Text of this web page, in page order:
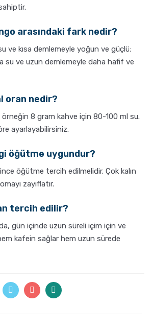
arasındaki fark nedir?
ve kısa demlemeyle yoğun ve güçlü;
su ve uzun demlemeyle daha hafif ve
oran nedir?
örneğin 8 gram kahve için 80-100 ml su.
ayarlayabilirsiniz.
öğütme uygundur?
öğütme tercih edilmelidir. Çok kalın
zayıflatır.
tercih edilir?
gün içinde uzun süreli içim için ve
kafein sağlar hem uzun sürede